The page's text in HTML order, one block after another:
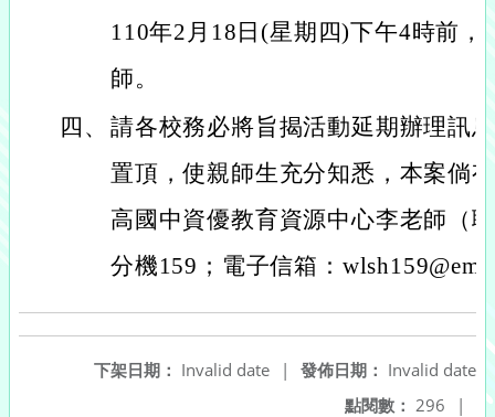
110年2月18日(星期四)下午4時前
師。
四、 請各校務必將旨揭活動延期辦理訊
置頂，使親師生充分知悉，本案倘
高國中資優教育資源中心李老師（
分機159；電子信箱：
發佈日期： Invalid date
下架日期： Invalid date
|
點閱數： 296 |